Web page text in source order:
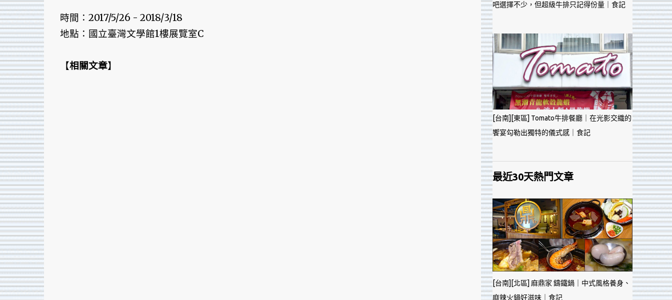
時間：2017/5/26 - 2018/3/18
地點：國立臺灣文學館1樓展覽室C
【相關文章】
吧選擇不少，但超級牛排只記得份量｜食記
[台南][東區] Tomato牛排餐廳｜在光影交織的
饗宴勾勒出獨特的儀式感｜食記
最近30天熱門文章
[台南][北區] 麻鼎家 鑄鐵鍋｜中式風格養身、
麻辣火鍋好滋味｜食記